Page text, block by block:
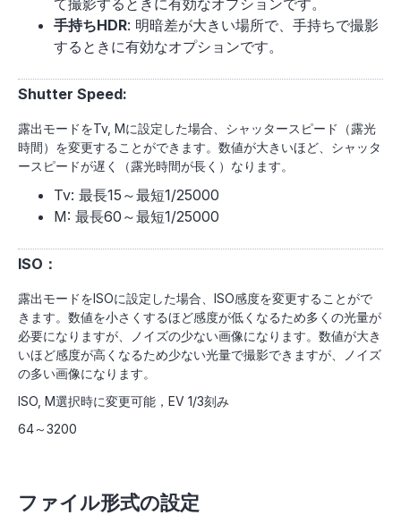
て撮影するときに有効なオプションです。
手持ちHDR: 明暗差が大きい場所で、手持ちで撮影
するときに有効なオプションです。
Shutter Speed:
露出モードをTv, Mに設定した場合、シャッタースピード（露光
時間）を変更することができます。数値が大きいほど、シャッタ
ースピードが遅く（露光時間が長く）なります。
Tv: 最長15～最短1/25000
M: 最長60～最短1/25000
ISO：
露出モードをISOに設定した場合、ISO感度を変更することがで
きます。数値を小さくするほど感度が低くなるため多くの光量が
必要になりますが、ノイズの少ない画像になります。数値が大き
いほど感度が高くなるため少ない光量で撮影できますが、ノイズ
の多い画像になります。
ISO, M選択時に変更可能，EV 1/3刻み
64～3200
ファイル形式の設定